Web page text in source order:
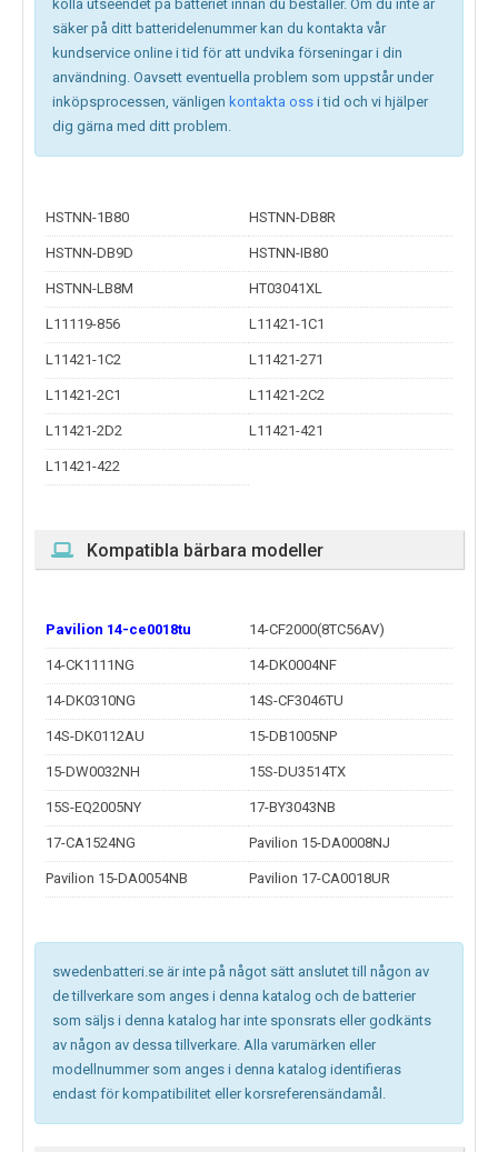
kolla utseendet på batteriet innan du beställer. Om du inte är
säker på ditt batteridelenummer kan du kontakta vår
kundservice online i tid för att undvika förseningar i din
användning. Oavsett eventuella problem som uppstår under
inköpsprocessen, vänligen kontakta oss i tid och vi hjälper
dig gärna med ditt problem.
HSTNN-1B80 HSTNN-DB8R
HSTNN-DB9D HSTNN-IB80
HSTNN-LB8M HT03041XL
L11119-856 L11421-1C1
L11421-1C2 L11421-271
L11421-2C1 L11421-2C2
L11421-2D2 L11421-421
L11421-422
Kompatibla bärbara modeller
Pavilion 14-ce0018tu 14-CF2000(8TC56AV)
14-CK1111NG 14-DK0004NF
14-DK0310NG 14S-CF3046TU
14S-DK0112AU 15-DB1005NP
15-DW0032NH 15S-DU3514TX
15S-EQ2005NY 17-BY3043NB
17-CA1524NG Pavilion 15-DA0008NJ
Pavilion 15-DA0054NB Pavilion 17-CA0018UR
swedenbatteri.se är inte på något sätt anslutet till någon av
de tillverkare som anges i denna katalog och de batterier
som säljs i denna katalog har inte sponsrats eller godkänts
av någon av dessa tillverkare. Alla varumärken eller
modellnummer som anges i denna katalog identifieras
endast för kompatibilitet eller korsreferensändamål.